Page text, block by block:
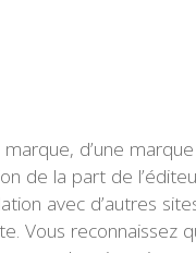
d’une marque
de la part de
avec d’autres
Vous reconnaissez